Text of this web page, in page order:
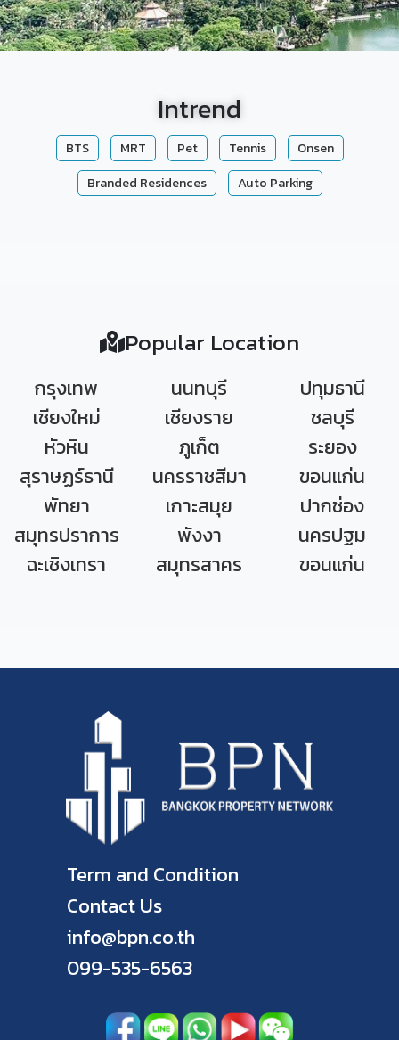
Intrend
BTS MRT Pet Tennis
Onsen
Branded Residences
Auto Parking
Popular Location
กรุงเทพ นนทบุรี
ปทุมธานี
เชียงใหม่
เชียงราย
ชลบุรี
หัวหิน
ภูเก็ต
ระยอง
สุราษฏร์ธานี
นครราชสีมา
ขอนแก่น
พัทยา
เกาะสมุย
ปากช่อง
สมุทรปราการ
พังงา
นครปฐม
ฉะเชิงเทรา
สมุทรสาคร ขอนแก่น
Term and Condition
Contact Us
info@bpn.co.th
099-535-6563